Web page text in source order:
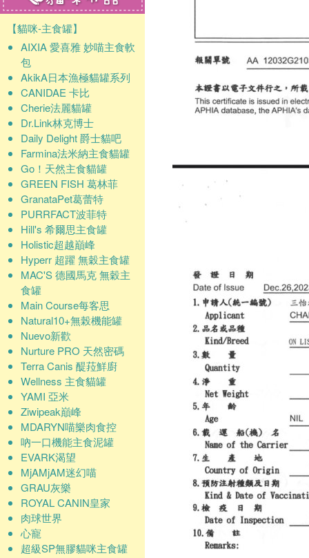
【貓咪-主食罐】
AIXIA 愛喜雅 妙喵主食軟
包
AkikA日本漁極貓罐系列
CANIDAE 卡比
Cherie法麗貓罐
Dr.Link林克博士
Daily Delight 爵士貓吧
Farmina法米納主食貓罐
Go！天然主食貓罐
GREEN FISH 葛林菲
GranataPet葛蕾特
PURRFACT波菲特
Hill's 希爾思主食罐
Holistic超越巔峰
Hyperr 超躍 無穀主食罐
MAC'S 德國馬克 無穀主
食罐
Main Course每客思
Natural10+無榖機能罐
Nuevo新歡
Nurture PRO 天然密碼
Terra Canis 醍菈鮮廚
Wellness 主食貓罐
YAMI 亞米
Ziwipeak巔峰
MDARYN喵樂肉食控
吶一口機能主食泥罐
EVARK渴望
MjAMjAM迷幻喵
GRAU灰樂
ROYAL CANIN皇家
肉球世界
心寵
超級SP無膠貓咪主食罐